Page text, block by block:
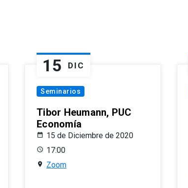
15 DIC
Seminarios
Tibor Heumann, PUC
Economía
15 de Diciembre de 2020
17:00
Zoom